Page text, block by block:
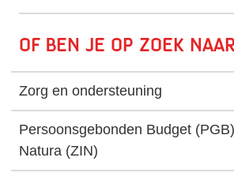
Of ben je op zoek
Zorg en ondersteuning
Persoonsgebonden Budget
Natura (ZIN)